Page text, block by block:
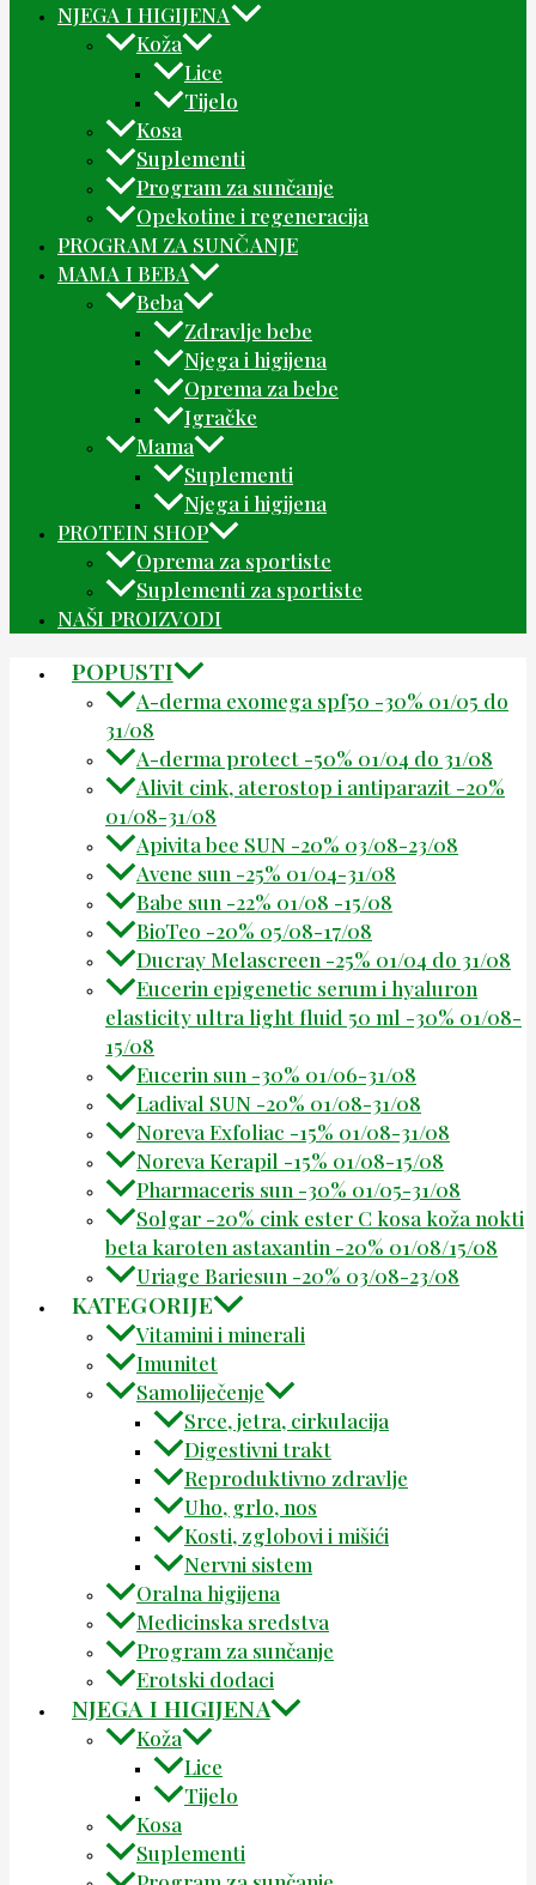
NJEGA I HIGIJENA
Koža
Lice
Tijelo
Kosa
Suplementi
Program za sunčanje
Opekotine i regeneracija
PROGRAM ZA SUNČANJE
MAMA I BEBA
Beba
Zdravlje bebe
Njega i higijena
Oprema za bebe
Igračke
Mama
Suplementi
Njega i higijena
PROTEIN SHOP
Oprema za sportiste
Suplementi za sportiste
NAŠI PROIZVODI
POPUSTI
A-derma exomega spf50 -30% 01/05 do
31/08
A-derma protect -50% 01/04 do 31/08
Alivit cink, aterostop i antiparazit -20%
01/08-31/08
Apivita bee SUN -20% 03/08-23/08
Avene sun -25% 01/04-31/08
Babe sun -22% 01/08 -15/08
BioTeo -20% 05/08-17/08
Ducray Melascreen -25% 01/04 do 31/08
Eucerin epigenetic serum i hyaluron
elasticity ultra light fluid 50 ml -30% 01/08-
15/08
Eucerin sun -30% 01/06-31/08
Ladival SUN -20% 01/08-31/08
Noreva Exfoliac -15% 01/08-31/08
Noreva Kerapil -15% 01/08-15/08
Pharmaceris sun -30% 01/05-31/08
Solgar -20% cink ester C kosa koža nokti
beta karoten astaxantin -20% 01/08/15/08
Uriage Bariesun -20% 03/08-23/08
KATEGORIJE
Vitamini i minerali
Imunitet
Samoliječenje
Srce, jetra, cirkulacija
Digestivni trakt
Reproduktivno zdravlje
Uho, grlo, nos
Kosti, zglobovi i mišići
Nervni sistem
Oralna higijena
Medicinska sredstva
Program za sunčanje
Erotski dodaci
NJEGA I HIGIJENA
Koža
Lice
Tijelo
Kosa
Suplementi